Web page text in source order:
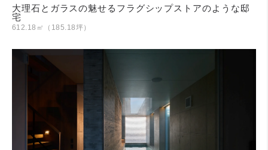
大理石とガラスの魅せるフラグシップストアのような邸
宅
612.18㎡（185.18坪）